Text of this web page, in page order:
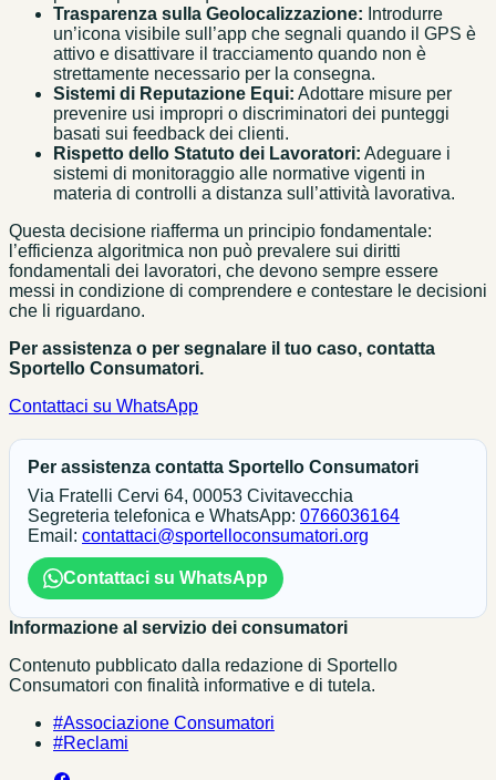
Trasparenza sulla Geolocalizzazione: Introdurre
un’icona visibile sull’app che segnali quando il GPS è
attivo e disattivare il tracciamento quando non è
strettamente necessario per la consegna.
Sistemi di Reputazione Equi: Adottare misure per
prevenire usi impropri o discriminatori dei punteggi
basati sui feedback dei clienti.
Rispetto dello Statuto dei Lavoratori: Adeguare i
sistemi di monitoraggio alle normative vigenti in
materia di controlli a distanza sull’attività lavorativa.
Questa decisione riafferma un principio fondamentale:
l’efficienza algoritmica non può prevalere sui diritti
fondamentali dei lavoratori, che devono sempre essere
messi in condizione di comprendere e contestare le decisioni
che li riguardano.
Per assistenza o per segnalare il tuo caso, contatta
Sportello Consumatori.
Contattaci su WhatsApp
Per assistenza contatta Sportello Consumatori
Via Fratelli Cervi 64, 00053 Civitavecchia
Segreteria telefonica e WhatsApp: 0766036164
Email: contattaci@sportelloconsumatori.org
Contattaci su WhatsApp
Informazione al servizio dei consumatori
Contenuto pubblicato dalla redazione di Sportello
Consumatori con finalità informative e di tutela.
#Associazione Consumatori
#Reclami